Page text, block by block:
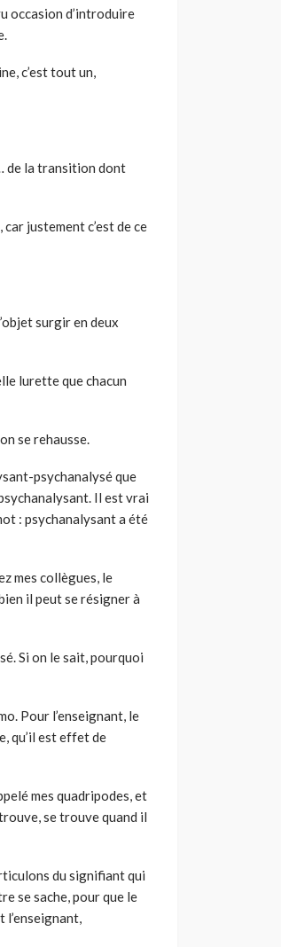
occasion d’introduire
c’est tout un,
de la transition dont
car justement c’est de ce
surgir en deux
lurette que chacun
se rehausse.
psychanalysé que
Il est vrai
: psychanalysant a été
mes collègues, le
il peut se résigner à
Si on le sait, pourquoi
Pour l’enseignant, le
qu’il est effet de
mes quadripodes, et
se trouve quand il
du signifiant qui
se sache, pour que le
l’enseignant,